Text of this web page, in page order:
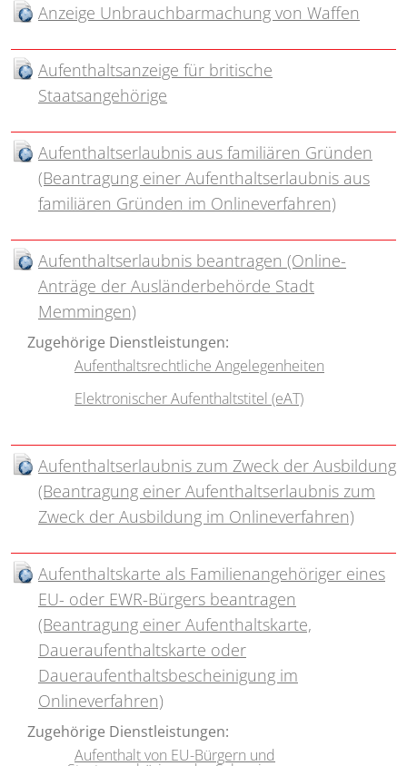
Anzeige Unbrauchbarmachung von Waffen
Aufenthaltsanzeige für britische
Staatsangehörige
Aufenthaltserlaubnis aus familiären Gründen
(Beantragung einer Aufenthaltserlaubnis aus
familiären Gründen im Onlineverfahren)
Aufenthaltserlaubnis beantragen (Online-
Anträge der Ausländerbehörde Stadt
Memmingen)
Zugehörige Dienstleistungen:
Aufenthaltsrechtliche Angelegenheiten
Elektronischer Aufenthaltstitel (eAT)
Aufenthaltserlaubnis zum Zweck der Ausbildung
(Beantragung einer Aufenthaltserlaubnis zum
Zweck der Ausbildung im Onlineverfahren)
Aufenthaltskarte als Familienangehöriger eines
EU- oder EWR-Bürgers beantragen
(Beantragung einer Aufenthaltskarte,
Daueraufenthaltskarte oder
Daueraufenthaltsbescheinigung im
Onlineverfahren)
Zugehörige Dienstleistungen:
Aufenthalt von EU-Bürgern und